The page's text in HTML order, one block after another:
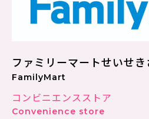
ファミリーマートせいせ
FamilyMart
コンビニエンスストア
Convenience store